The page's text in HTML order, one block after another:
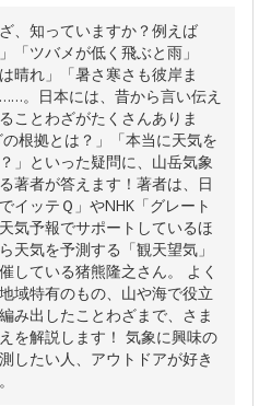
、知っていますか？例えば
「ツバメが低く飛ぶと雨」
晴れ」「暑さ寒さも彼岸ま
。日本には、昔から言い伝え
ことわざがたくさんありま
根拠とは？」「本当に天気を
」といった疑問に、山岳気象
著者が答えます！著者は、日
イッテＱ」やNHK「グレート
気予報でサポートしているほ
天気を予測する「観天望気」
している猪熊隆之さん。 よく
域特有のもの、山や海で役立
み出したことわざまで、さま
を解説します！ 気象に興味の
したい人、アウトドアが好き